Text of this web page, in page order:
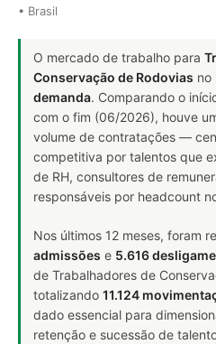
• Brasil
O mercado de trabalho para
Conservação de Rodovias no
demanda. Comparando o
com o fim (06/2026), houve
volume de contratações —
competitiva por talentos que
de RH, consultores de
responsáveis por headcount
Nos últimos 12 meses, foram
admissões e 5.616
de Trabalhadores de
totalizando 11.124
dado essencial para
retenção e sucessão de